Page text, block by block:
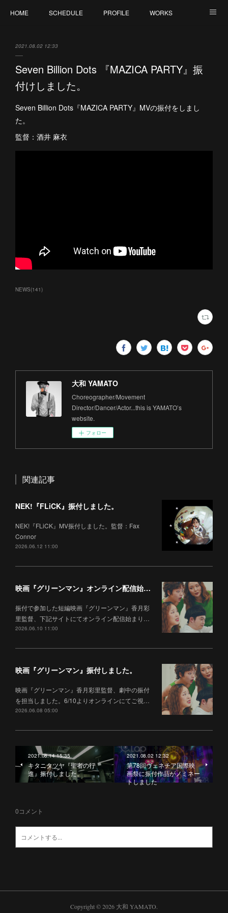
HOME SCHEDULE PROFILE WORKS
2021.08.02 12:33
Seven Billion Dots 『MAZICA PARTY』振
付けしました。
Seven Billion Dots『MAZICA PARTY』MVの振付をしまし
た。
監督：酒井 麻衣
NEWS(141)
大和 YAMATO
Choreographer/Movement
Director/Dancer/Actor...this is YAMATO’s
website.
フォロー
関連記事
NEK!『FLiCK』振付しました。
NEK!『FLiCK』MV振付しました。監督：Fax
Connor
2026.06.12 11:00
映画『グリーンマン』オンライン配信始まりました。
振付で参加した短編映画『グリーンマン』香月彩
里監督、下記サイトにてオンライン配信始まり…
2026.06.10 11:00
映画『グリーンマン』振付しました。
映画『グリーンマン』香月彩里監督、劇中の振付
を担当しました。6/10よりオンラインにてご視…
2026.06.08 05:00
2021.08.14 15:35
キタニタツヤ『聖者の行
進』振付しました。
2021.08.02 12:32
第78回ヴェネチア国際映
画祭に振付作品がノミネー
トしました
0コメント
Copyright ©2026 大和 YAMATO.